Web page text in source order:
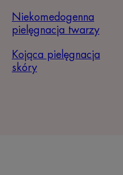
Niekomedogenna
pielęgnacja twarzy
Kojąca pielęgnacja
skóry